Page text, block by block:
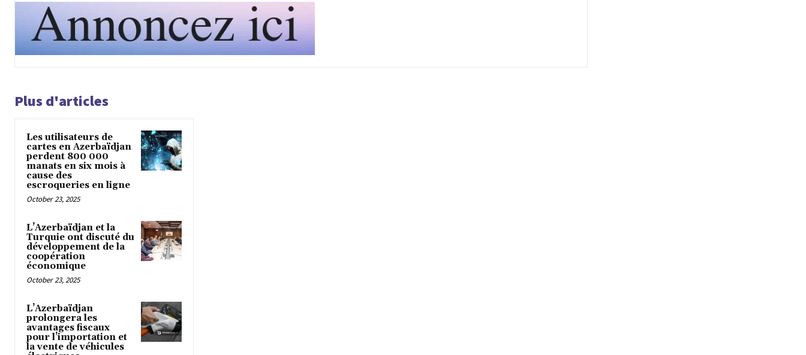
Plus d'articles
Les utilisateurs de
cartes en Azerbaïdjan
perdent 800 000
manats en six mois à
cause des
escroqueries en ligne
October 23, 2025
L’Azerbaïdjan et la
Turquie ont discuté du
développement de la
coopération
économique
October 23, 2025
L’Azerbaïdjan
prolongera les
avantages fiscaux
pour l’importation et
la vente de véhicules